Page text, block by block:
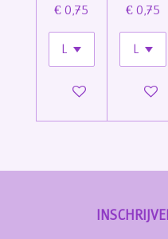
€ 0,75
In winkelwagen
€ 0,75
In